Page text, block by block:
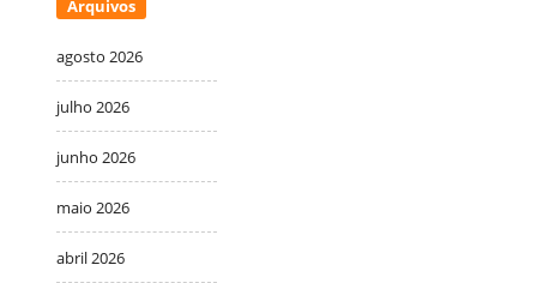
Arquivos
agosto 2026
julho 2026
junho 2026
maio 2026
abril 2026